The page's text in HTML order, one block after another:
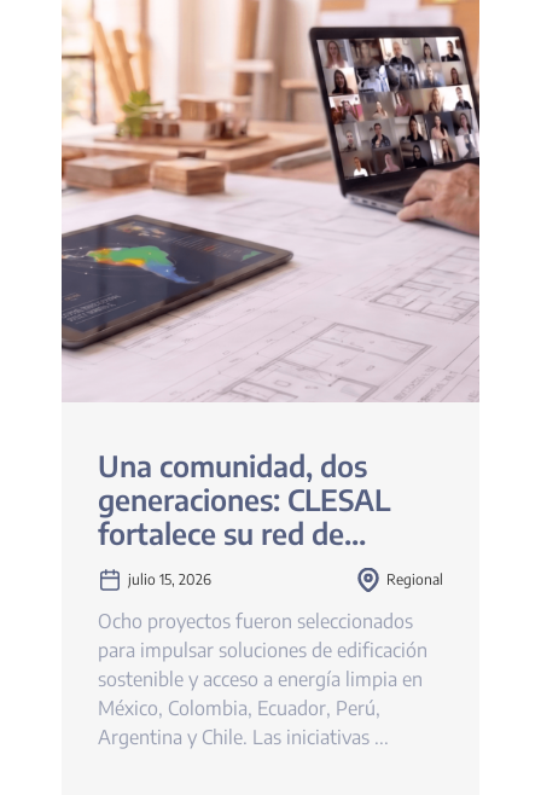
Una comunidad, dos
generaciones: CLESAL
fortalece su red de
liderazgo sostenible en
América Latina
julio 15, 2026 Regional
Ocho proyectos fueron seleccionados
para impulsar soluciones de edificación
sostenible y acceso a energía limpia en
México, Colombia, Ecuador, Perú,
Argentina y Chile. Las iniciativas ...